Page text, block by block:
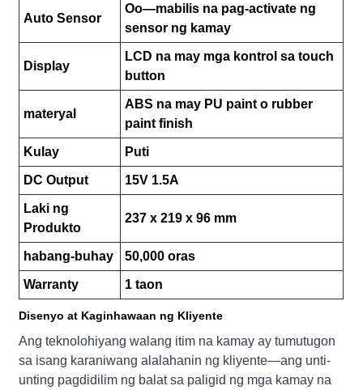
Auto Sensor
Oo—mabilis na pag-activate ng
sensor ng kamay
Display
LCD na may mga kontrol sa touch
button
materyal
ABS na may PU paint o rubber
paint finish
Kulay Puti
DC Output 15V 1.5A
Laki ng
Produkto
237 x 219 x 96 mm
habang-buhay 50,000 oras
Warranty 1 taon
Disenyo at Kaginhawaan ng Kliyente
Ang teknolohiyang walang itim na kamay ay tumutugon
sa isang karaniwang alalahanin ng kliyente—ang unti-
unting pagdidilim ng balat sa paligid ng mga kamay na